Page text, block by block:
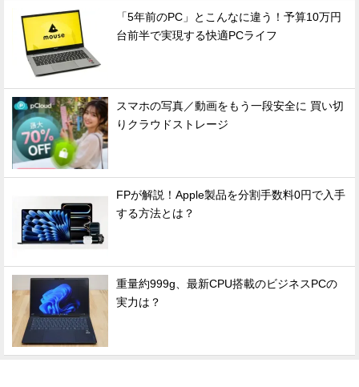
「5年前のPC」とこんなに違う！予算10万円
台前半で実現する快適PCライフ
スマホの写真／動画をもう一段安全に 買い切
りクラウドストレージ
FPが解説！Apple製品を分割手数料0円で入手
する方法とは？
重量約999g、最新CPU搭載のビジネスPCの
実力は？